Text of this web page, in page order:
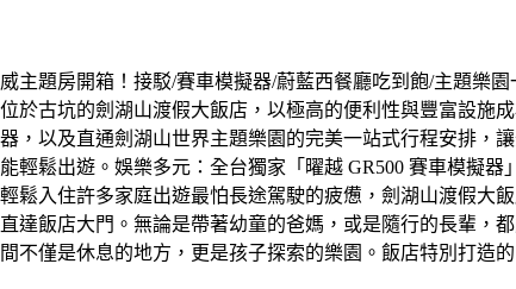
於古坑的劍湖山渡假大飯店，以極高的便利性與豐富設施
，以及直通劍湖山世界主題樂園的完美一站式行程安排，
輕鬆出遊。娛樂多元：全台獨家「曜越 GR500 賽車模擬
鬆入住許多家庭出遊最怕長途駕駛的疲憊，劍湖山渡假大
達飯店大門。無論是帶著幼童的爸媽，或是隨行的長輩
不僅是休息的地方，更是孩子探索的樂園。飯店特別打造